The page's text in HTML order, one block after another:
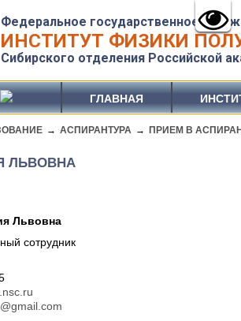
Федеральное государственное
ИНСТИТУТ ФИЗИКИ
Сибирского отделения Российской
ГЛАВНАЯ
→ АСПИРАНТУРА → ПРИЕМ В
ЛЬВОВНА
Львовна
сотрудник